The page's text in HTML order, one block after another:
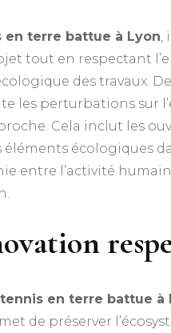
en terre battue à Lyon,
tout en respectant
des travaux.
les perturbations sur
Cela inclut les
écologiques
entre l’activité
en terre battue à
de préserver